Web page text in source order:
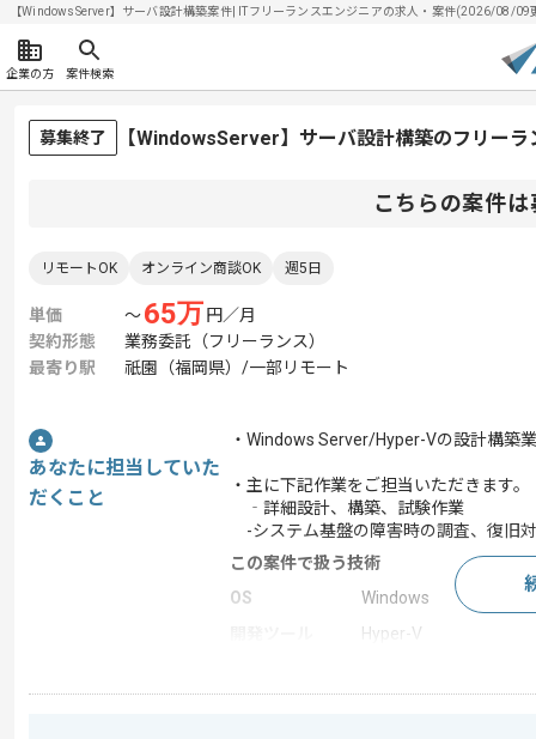
【WindowsServer】サーバ設計構築案件| ITフリーランスエンジニアの求人・案件(2026/08/09
企業の方 案件検索
募集終了 【WindowsServer】サーバ設計構築のフリーラ
こちらの案件
リモートOK オンライン商談OK 週5日
単価 〜65万 円／月
契約形態
業務委託（フリーランス）
最寄り駅
祇園（福岡県）/一部リモート
あなたに担当していた
だくこと
・Windows Server/Hyper-Vの設計構築
・主に下記作業をご担当いただきます。
‐詳細設計、構築、試験作業
-システム基盤の障害時の調査、復旧
この案件で扱う技術
OS
Windows
Hyper-V